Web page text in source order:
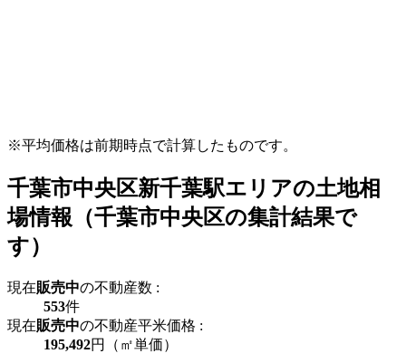
※平均価格は前期時点で計算したものです。
千葉市中央区新千葉駅エリアの土地相
場情報（千葉市中央区の集計結果で
す）
現在販売中の不動産数 :
553件
現在販売中の不動産平米価格 :
195,492円（㎡単価）